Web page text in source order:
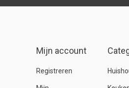
Mijn account
Registreren